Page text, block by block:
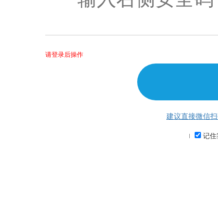
请登录后操作
建议直接微信
记住